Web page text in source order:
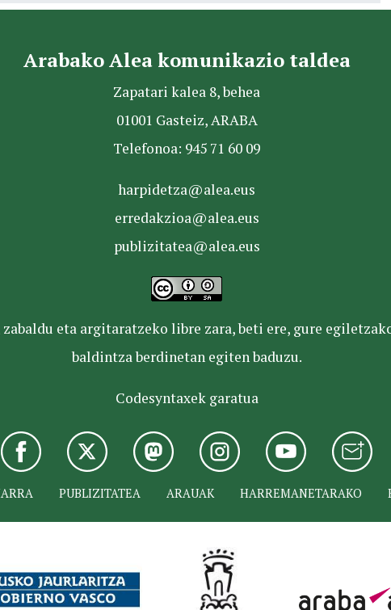
Arabako Alea komunikazio taldea
Zapatari kalea 8, behea
01001 Gasteiz, ARABA
Telefonoa: 945 71 60 09
harpidetza@alea.eus
erredakzioa@alea.eus
publizitatea@alea.eus
eta argitaratzeko libre zara, beti ere, gure
baldintza berdinetan egiten baduzu.
Codesyntaxek garatua
PUBLIZITATEA ARAUAK HARREMANETARAKO